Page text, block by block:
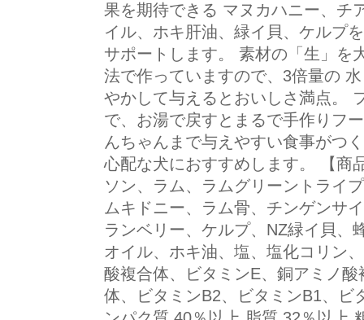
果を期待できる マヌカハニー、チ
イル、ホキ肝油、緑イ貝、ケルプ
サポートします。 素材の「生」を
法で作っていますので、3倍量の
やかして与えるとおいしさ満点。
で、お湯で戻すとまるで手作りフ
んちゃんまで与えやすい食事がつ
心配な犬におすすめします。 【商
ソン、ラム、ラムグリーントライ
ムキドニー、ラム骨、チンゲンサ
ランベリー、ケルプ、NZ緑イ貝、
オイル、ホキ油、塩、塩化コリン
酸複合体、ビタミンE、銅アミノ
体、ビタミンB2、ビタミンB1、